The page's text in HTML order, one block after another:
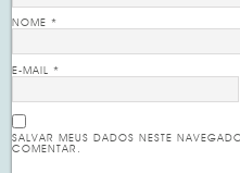
NOME*
E-MAIL*
SALVAR MEUS DADOS NESTE
COMENTAR.